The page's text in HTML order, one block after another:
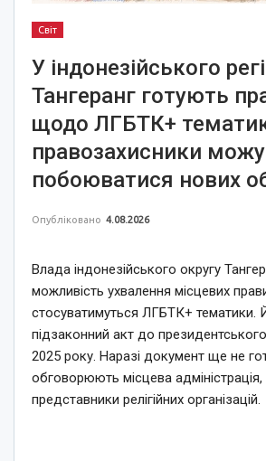
Світ
У індонезійського
Тангеранг готують
щодо ЛГБТК+
правозахисники
побоюватися нових
Опубліковано 4.08.2026
Влада індонезійського округу
можливість ухвалення місцевих
стосуватимуться ЛГБТК+ тематики.
підзаконний акт до
2025 року. Наразі документ ще не
обговорюють місцева
представники релігійних організацій.